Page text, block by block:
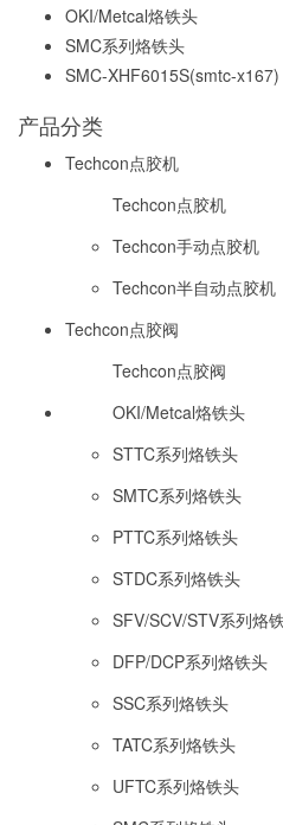
OKI/Metcal烙铁头
SMC系列烙铁头
SMC-XHF6015S(smtc-x167)
产品分类
Techcon点胶机
Techcon点胶机
Techcon手动点胶机
Techcon半自动点胶机
Techcon点胶阀
Techcon点胶阀
OKI/Metcal烙铁头
STTC系列烙铁头
SMTC系列烙铁头
PTTC系列烙铁头
STDC系列烙铁头
SFV/SCV/STV系列烙
DFP/DCP系列烙铁头
SSC系列烙铁头
TATC系列烙铁头
UFTC系列烙铁头